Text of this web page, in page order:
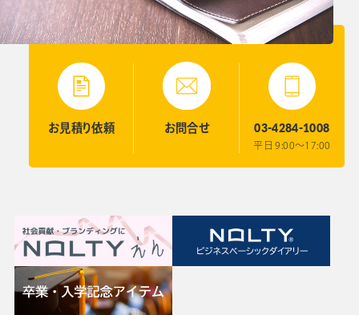
お見積り依頼 お問合せ 03-4284-1008
平日 9:00〜17:00